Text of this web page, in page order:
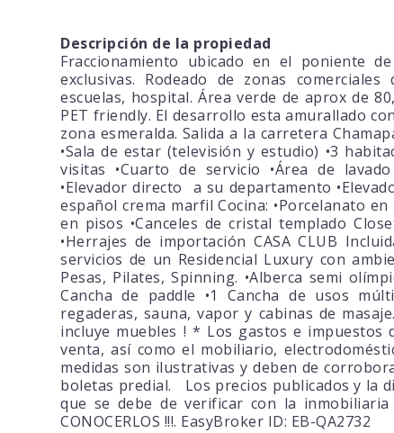
Descripción de la propiedad
Fraccionamiento ubicado en el poniente
exclusivas. Rodeado de zonas
escuelas, hospital. Área verde de aprox de
PET friendly. El desarrollo esta amurallado
zona esmeralda. Salida a la carretera
•Sala de estar (televisión y estudio) •3
visitas •Cuarto de servicio •Área de
•Elevador directo a su departamento
español crema marfil Cocina: •Porcelanato
en pisos •Canceles de cristal templado
•Herrajes de importación CASA CLUB
servicios de un Residencial Luxury con
Pesas, Pilates, Spinning. •Alberca semi
Cancha de paddle •1 Cancha de usos
regaderas, sauna, vapor y cabinas de
incluye muebles ! * Los gastos e
venta, así como el mobiliario,
medidas son ilustrativas y deben de
boletas predial. Los precios publicados y la
que se debe de verificar con la
CONOCERLOS !!!. EasyBroker ID: EB-QA2732